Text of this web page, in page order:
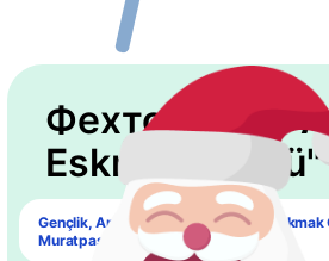
Фехтование
Eskrim Kulübü"
Gençlik, Antalya Apartmanı, Fevzi
Muratpaşa/Antalya,